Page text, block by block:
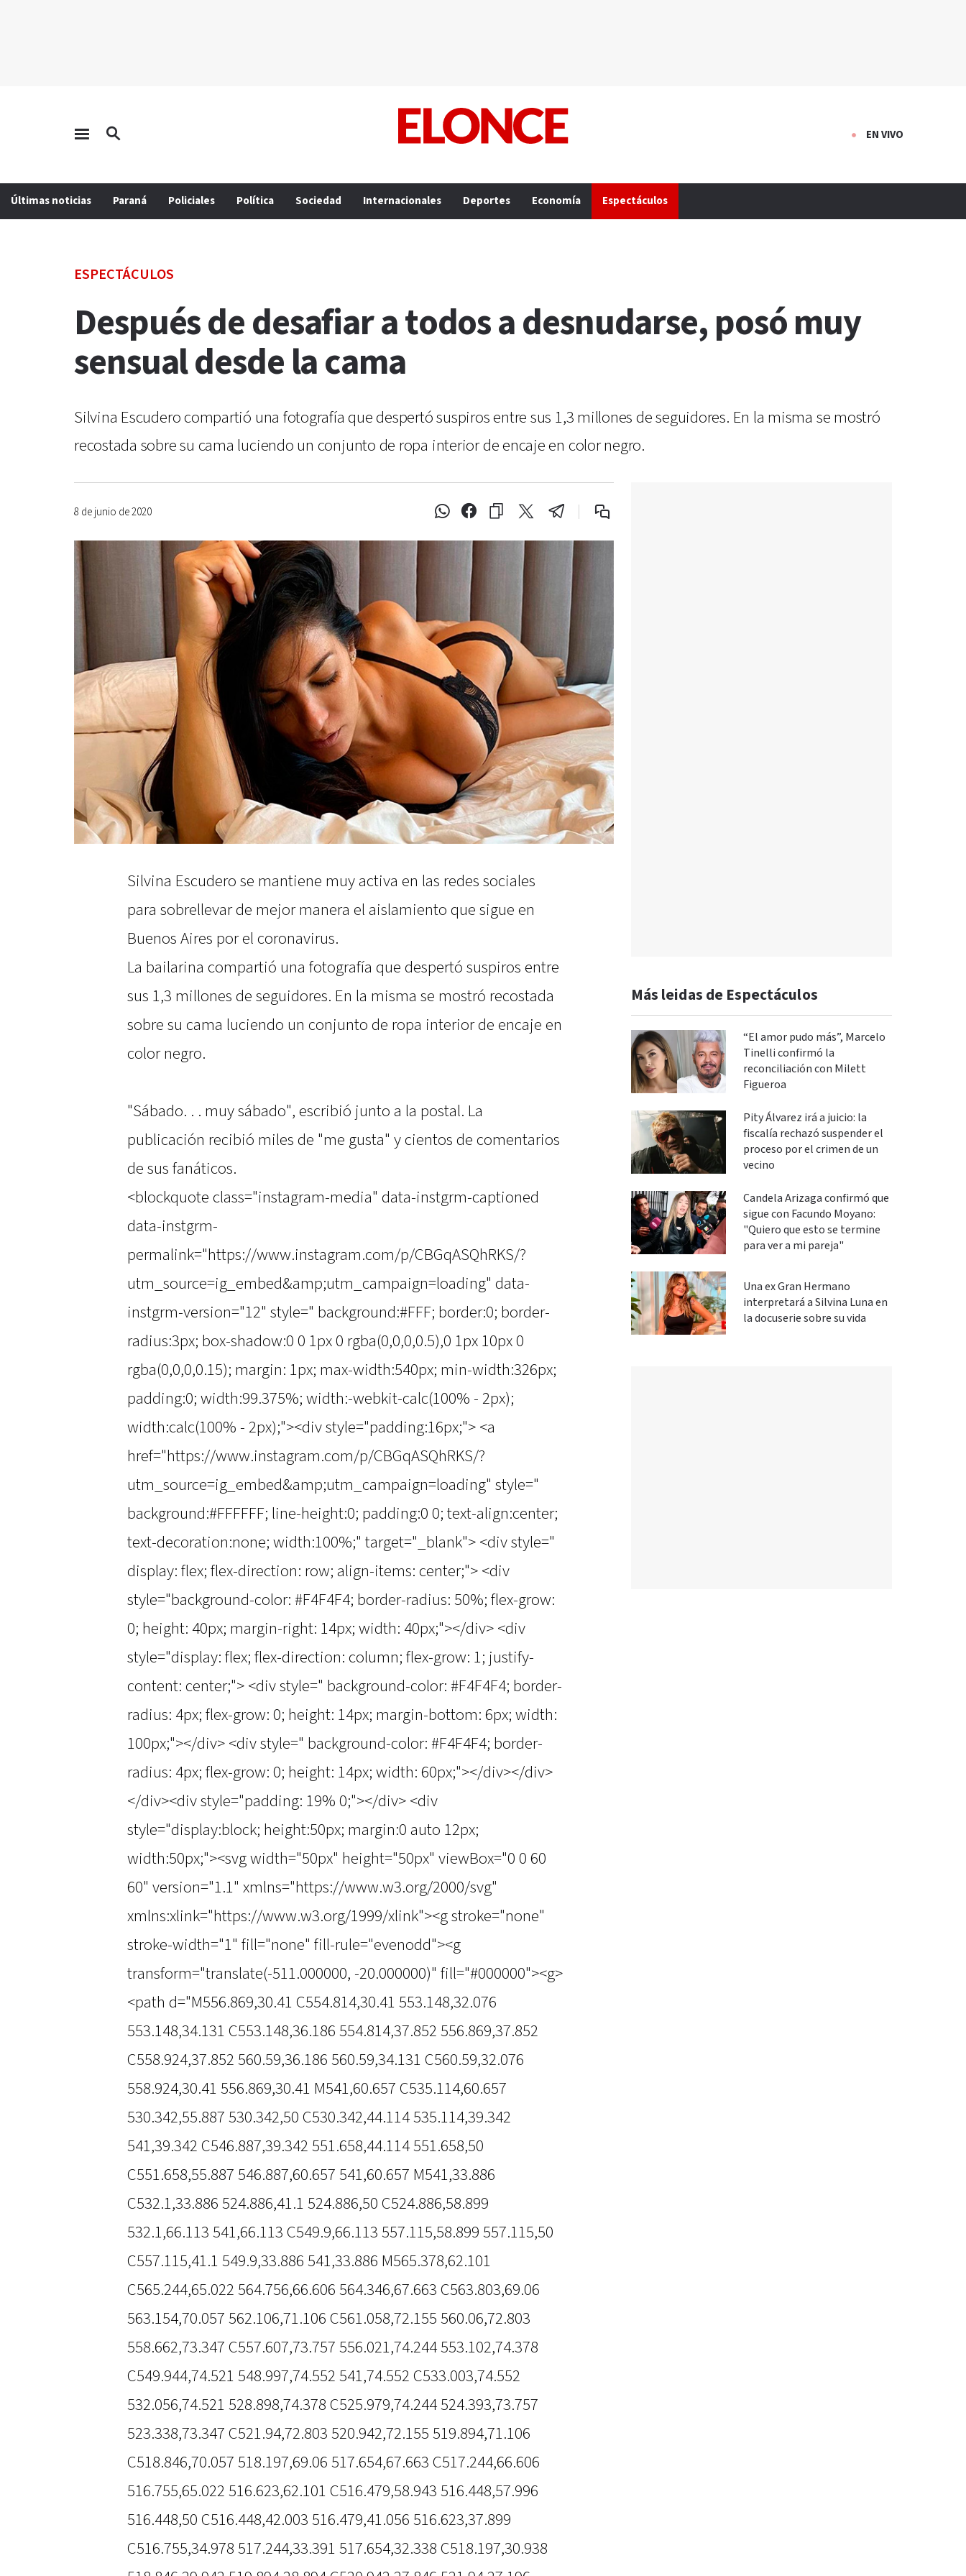
EN VIVO
Últimas noticias Paraná Policiales Política Sociedad Internacionales Deportes Economía Espectáculos
ESPECTÁCULOS
Después de desafiar a todos a desnudarse, posó muy
sensual desde la cama
Silvina Escudero compartió una fotografía que despertó suspiros entre sus 1,3 millones de seguidores. En la misma se mostró
recostada sobre su cama luciendo un conjunto de ropa interior de encaje en color negro.
8 de junio de 2020
Silvina Escudero se mantiene muy activa en las redes sociales
para sobrellevar de mejor manera el aislamiento que sigue en
Buenos Aires por el coronavirus.
La bailarina compartió una fotografía que despertó suspiros entre
sus 1,3 millones de seguidores. En la misma se mostró recostada
sobre su cama luciendo un conjunto de ropa interior de encaje en
color negro.
"Sábado. . . muy sábado", escribió junto a la postal. La
publicación recibió miles de "me gusta" y cientos de comentarios
de sus fanáticos.
<blockquote class="instagram-media" data-instgrm-captioned
data-instgrm-
permalink="https://www.instagram.com/p/CBGqASQhRKS/?
utm_source=ig_embed&amp;utm_campaign=loading" data-
instgrm-version="12" style=" background:#FFF; border:0; border-
radius:3px; box-shadow:0 0 1px 0 rgba(0,0,0,0.5),0 1px 10px 0
rgba(0,0,0,0.15); margin: 1px; max-width:540px; min-width:326px;
padding:0; width:99.375%; width:-webkit-calc(100% - 2px);
width:calc(100% - 2px);"><div style="padding:16px;"> <a
href="https://www.instagram.com/p/CBGqASQhRKS/?
utm_source=ig_embed&amp;utm_campaign=loading" style="
background:#FFFFFF; line-height:0; padding:0 0; text-align:center;
text-decoration:none; width:100%;" target="_blank"> <div style="
display: flex; flex-direction: row; align-items: center;"> <div
style="background-color: #F4F4F4; border-radius: 50%; flex-grow:
0; height: 40px; margin-right: 14px; width: 40px;"></div> <div
style="display: flex; flex-direction: column; flex-grow: 1; justify-
content: center;"> <div style=" background-color: #F4F4F4; border-
radius: 4px; flex-grow: 0; height: 14px; margin-bottom: 6px; width:
100px;"></div> <div style=" background-color: #F4F4F4; border-
radius: 4px; flex-grow: 0; height: 14px; width: 60px;"></div></div>
</div><div style="padding: 19% 0;"></div> <div
style="display:block; height:50px; margin:0 auto 12px;
width:50px;"><svg width="50px" height="50px" viewBox="0 0 60
60" version="1.1" xmlns="https://www.w3.org/2000/svg"
xmlns:xlink="https://www.w3.org/1999/xlink"><g stroke="none"
stroke-width="1" fill="none" fill-rule="evenodd"><g
transform="translate(-511.000000, -20.000000)" fill="#000000"><g>
<path d="M556.869,30.41 C554.814,30.41 553.148,32.076
553.148,34.131 C553.148,36.186 554.814,37.852 556.869,37.852
C558.924,37.852 560.59,36.186 560.59,34.131 C560.59,32.076
558.924,30.41 556.869,30.41 M541,60.657 C535.114,60.657
530.342,55.887 530.342,50 C530.342,44.114 535.114,39.342
541,39.342 C546.887,39.342 551.658,44.114 551.658,50
C551.658,55.887 546.887,60.657 541,60.657 M541,33.886
C532.1,33.886 524.886,41.1 524.886,50 C524.886,58.899
532.1,66.113 541,66.113 C549.9,66.113 557.115,58.899 557.115,50
C557.115,41.1 549.9,33.886 541,33.886 M565.378,62.101
C565.244,65.022 564.756,66.606 564.346,67.663 C563.803,69.06
563.154,70.057 562.106,71.106 C561.058,72.155 560.06,72.803
558.662,73.347 C557.607,73.757 556.021,74.244 553.102,74.378
C549.944,74.521 548.997,74.552 541,74.552 C533.003,74.552
532.056,74.521 528.898,74.378 C525.979,74.244 524.393,73.757
523.338,73.347 C521.94,72.803 520.942,72.155 519.894,71.106
C518.846,70.057 518.197,69.06 517.654,67.663 C517.244,66.606
516.755,65.022 516.623,62.101 C516.479,58.943 516.448,57.996
516.448,50 C516.448,42.003 516.479,41.056 516.623,37.899
C516.755,34.978 517.244,33.391 517.654,32.338 C518.197,30.938
Más leidas de Espectáculos
“El amor pudo más”, Marcelo
Tinelli confirmó la
reconciliación con Milett
Figueroa
Pity Álvarez irá a juicio: la
fiscalía rechazó suspender el
proceso por el crimen de un
vecino
Candela Arizaga confirmó que
sigue con Facundo Moyano:
"Quiero que esto se termine
para ver a mi pareja"
Una ex Gran Hermano
interpretará a Silvina Luna en
la docuserie sobre su vida